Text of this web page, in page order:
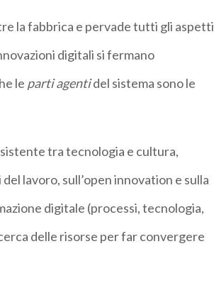
la fabbrica e pervade tutti gli aspetti
digitali si fermano
le parti agentidel sistema sono le
tra tecnologia e cultura,
lavoro, sull’open innovation e sulla
digitale (processi, tecnologia,
delle risorse per far convergere